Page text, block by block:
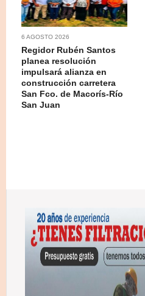
6 AGOSTO 2026
Regidor Rubén Santos
planea resolución
impulsará alianza en
construcción carretera
San Fco. de Macorís-Río
San Juan